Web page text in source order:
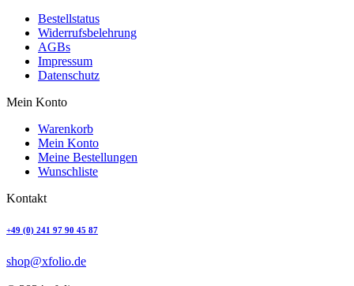
Bestellstatus
Widerrufsbelehrung
AGBs
Impressum
Datenschutz
Mein Konto
Warenkorb
Mein Konto
Meine Bestellungen
Wunschliste
Kontakt
+49 (0) 241 97 90 45 87
shop@xfolio.de